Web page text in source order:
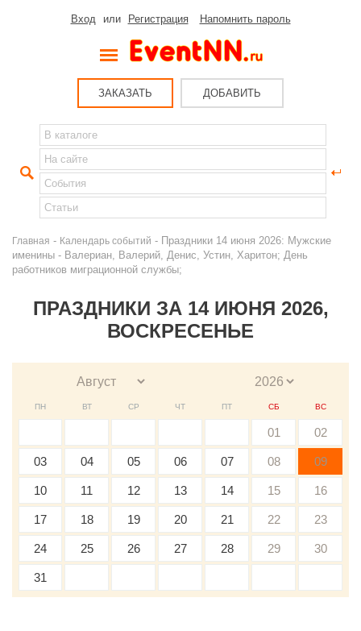
Вход или Регистрация Напомнить пароль
ЗАКАЗАТЬ ДОБАВИТЬ
Главная - Календарь событий - Праздники 14 июня 2026: Мужские
именины - Валериан, Валерий, Денис, Устин, Харитон; День
работников миграционной службы;
ПРАЗДНИКИ ЗА 14 ИЮНЯ 2026,
ВОСКРЕСЕНЬЕ
ПН ВТ СР ЧТ ПТ СБ ВС
01 02
03 04 05 06 07 08 09
10 11 12 13 14 15 16
17 18 19 20 21 22 23
24 25 26 27 28 29 30
31